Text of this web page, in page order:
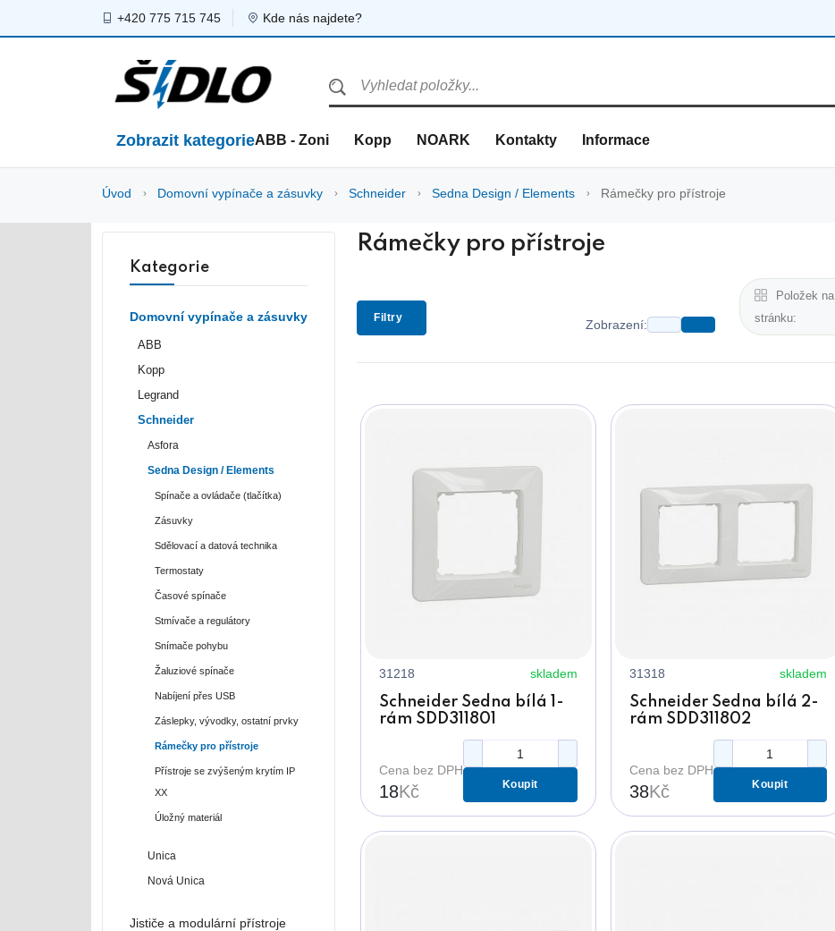
+420 775 715 745 Kde nás najdete?
Zobrazit kategorieABB - Zoni Kopp NOARK Kontakty Informace
Úvod Domovní vypínače a zásuvky Schneider Sedna Design / Elements Rámečky pro přístroje
Rámečky pro přístroje
Filtry Zobrazení:
Položek na
stránku:
31218 skladem
Schneider Sedna bílá 1-
rám SDD311801
Cena bez DPH
18Kč Koupit
31318 skladem
Schneider Sedna bílá 2-
rám SDD311802
Cena bez DPH
38Kč Koupit
Kategorie
Domovní vypínače a zásuvky
ABB
Kopp
Legrand
Schneider
Asfora
Sedna Design / Elements
Spínače a ovládače (tlačítka)
Zásuvky
Sdělovací a datová technika
Termostaty
Časové spínače
Stmívače a regulátory
Snímače pohybu
Žaluziové spínače
Nabíjení přes USB
Záslepky, vývodky, ostatní prvky
Rámečky pro přístroje
Přístroje se zvýšeným krytím IP
XX
Úložný materiál
Unica
Nová Unica
Jističe a modulární přístroje